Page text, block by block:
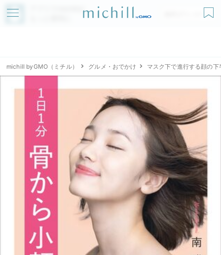
アプリでmichillが
無料ダウンロード
michill byGMO（ミチル） グルメ・おでかけ マスク下で進行する顔の